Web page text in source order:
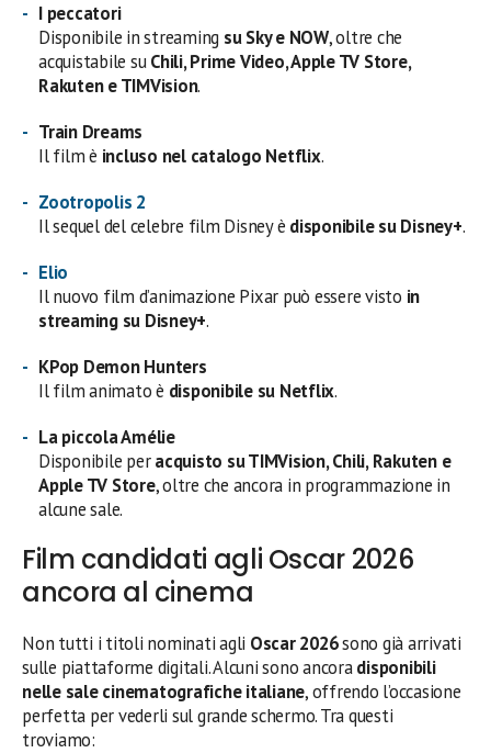
I peccatori
Disponibile in streaming su Sky e NOW, oltre che
acquistabile suChili, Prime Video, Apple TV Store,
Rakuten e TIMVision.
Train Dreams
Il film è incluso nel catalogo Netflix.
Zootropolis 2
Il sequel del celebre film Disney è disponibile su Disney+.
Elio
Il nuovo film d’animazione Pixar può essere visto in
streaming su Disney+.
KPop Demon Hunters
Il film animato è disponibile su Netflix.
La piccola Amélie
Disponibile peracquisto su TIMVision, Chili, Rakuten e
Apple TV Store, oltre che ancora in programmazione in
alcune sale.
Film candidati agli Oscar 2026
ancora al cinema
Non tutti i titoli nominati agli Oscar 2026sono già arrivati
sulle piattaforme digitali. Alcuni sono ancoradisponibili
nelle sale cinematografiche italiane, offrendo l’occasione
perfetta per vederli sul grande schermo. Tra questi
troviamo: